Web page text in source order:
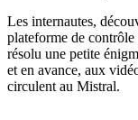
Les internautes,
plateforme de contrôle
résolu une petite
et en avance, aux
circulent au Mistral.